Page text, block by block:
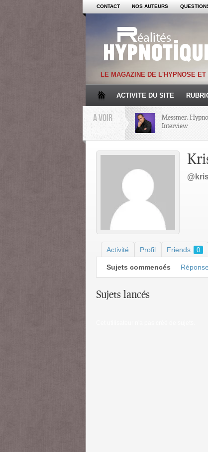
CONTACT NOS AUTEURS
LE MAGAZINE DE L'HYPNOSE ET
ACTIVITE DU SITE
A VOIR
Messmer,
Interview
Mémoire et
Activité Profil Friends 0
Sujets commencés
Sujets lancés